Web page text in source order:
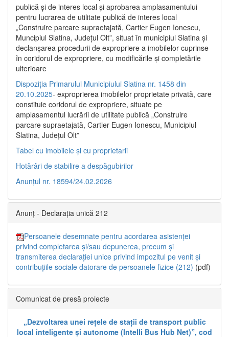
publică şi de interes local şi aprobarea amplasamentului
pentru lucrarea de utilitate publică de interes local
„Construire parcare supraetajată, Cartier Eugen Ionescu,
Muncipiul Slatina, Judeţul Olt”, situat în municipiul Slatina şi
declanşarea procedurii de expropriere a imobilelor cuprinse
în coridorul de expropriere, cu modificările şi completările
ulterioare
Dispoziția Primarului Municipiului Slatina nr. 1458 din
20.10.2025- exproprierea imobilelor proprietate privată, care
constituie coridorul de expropriere, situate pe
amplasamentul lucrării de utilitate publică „Construire
parcare supraetajată, Cartier Eugen Ionescu, Municipiul
Slatina, Județul Olt”
Tabel cu imobilele și cu proprietarii
Hotărâri de stabilire a despăgubirilor
Anunțul nr. 18594/24.02.2026
Anunț - Declarația unică 212
Persoanele desemnate pentru acordarea asistenței
privind completarea și/sau depunerea, precum și
transmiterea declarației unice privind impozitul pe venit și
contribuțiile sociale datorare de persoanele fizice (212) (pdf)
Comunicat de presă proiecte
„Dezvoltarea unei rețele de stații de transport public
local inteligente și autonome (Intelli Bus Hub Net)”, cod